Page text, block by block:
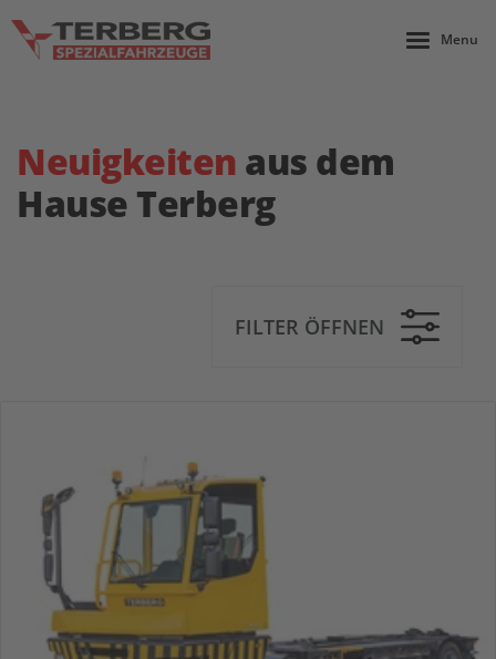
Menu
Neuigkeiten aus dem
Hause Terberg
FILTER ÖFFNEN